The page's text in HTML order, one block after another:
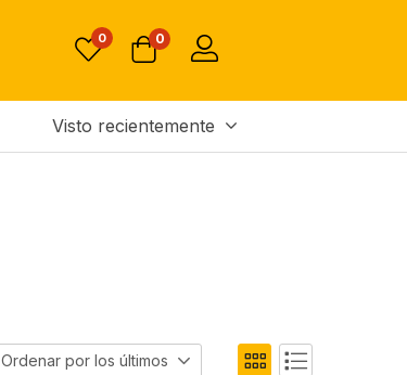
0 0
Visto recientemente
Ordenar por los últimos